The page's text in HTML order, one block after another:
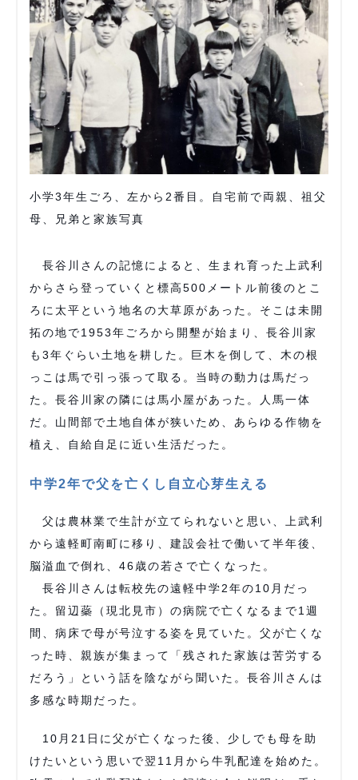
小学3年生ごろ、左から2番目。自宅前で両親、祖父
母、兄弟と家族写真
長谷川さんの記憶によると、生まれ育った上武利
からさら登っていくと標高500メートル前後のとこ
ろに太平という地名の大草原があった。そこは未開
拓の地で1953年ごろから開墾が始まり、長谷川家
も3年ぐらい土地を耕した。巨木を倒して、木の根
っこは馬で引っ張って取る。当時の動力は馬だっ
た。長谷川家の隣には馬小屋があった。人馬一体
だ。山間部で土地自体が狭いため、あらゆる作物を
植え、自給自足に近い生活だった。
中学2年で父を亡くし自立心芽生える
父は農林業で生計が立てられないと思い、上武利
から遠軽町南町に移り、建設会社で働いて半年後、
脳溢血で倒れ、46歳の若さで亡くなった。
長谷川さんは転校先の遠軽中学2年の10月だっ
た。留辺蘂（現北見市）の病院で亡くなるまで1週
間、病床で母が号泣する姿を見ていた。父が亡くな
った時、親族が集まって「残された家族は苦労する
だろう」という話を陰ながら聞いた。長谷川さんは
多感な時期だった。
10月21日に父が亡くなった後、少しでも母を助
けたいという思いで翌11月から牛乳配達を始めた。